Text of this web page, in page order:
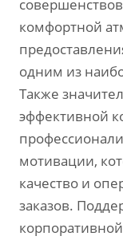
комфортной
одним из
Также
эффективной
мотивации‚
качество и
заказов.